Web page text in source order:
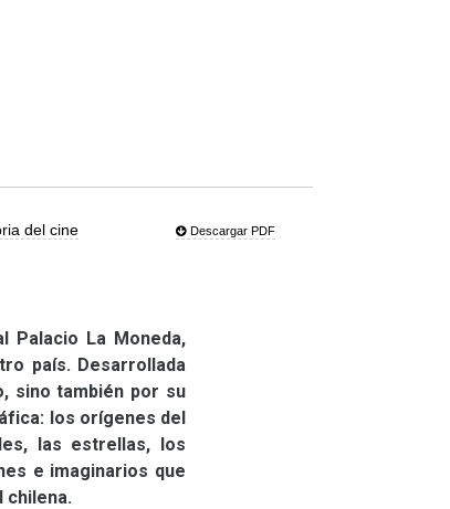
del cine Descargar PDF
Palacio La Moneda,
país. Desarrollada
sino también por su
los orígenes del
las estrellas, los
e imaginarios que
chilena.